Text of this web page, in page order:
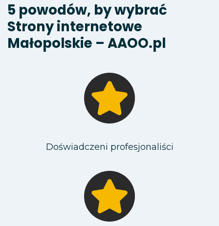
5 powodów, by wybrać
Strony internetowe
Małopolskie – AAOO.pl
Doświadczeni profesjonaliści